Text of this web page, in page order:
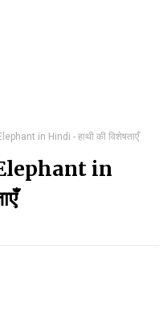
in Hindi - हाथी की विशेषताएँ
in